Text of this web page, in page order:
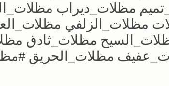
مظلات_ديراب
مظلات_الزلفي
مظلات_ثادق
مظلات_الحريق